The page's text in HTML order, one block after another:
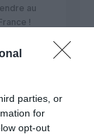
parties, or
for
opt-out
au
!
- 19 h 43
min